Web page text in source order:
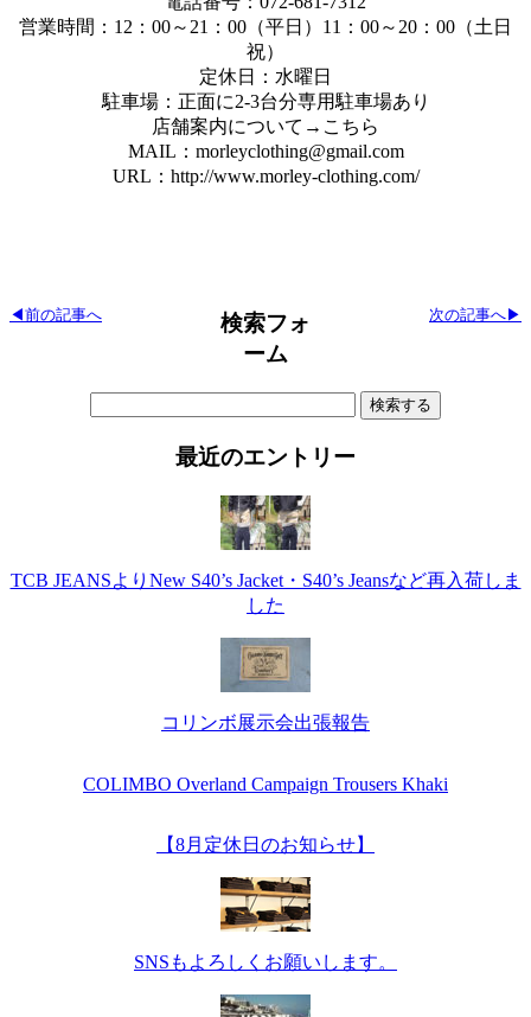
営業時間：12：00～21：00（平日）11：00～20：00（土日
祝）
定休日：水曜日
駐車場：正面に2-3台分専用駐車場あり
店舗案内について→こちら
MAIL：morleyclothing@gmail.com
URL：http://www.morley-clothing.com/
次の記事へ▶
◀前の記事へ
検索フォ
ーム
最近のエントリー
TCB JEANSよりNew S40’s Jacket・S40’s Jeansなど再入荷しま
した
コリンボ展示会出張報告
COLIMBO Overland Campaign Trousers Khaki
【8月定休日のお知らせ】
SNSもよろしくお願いします。